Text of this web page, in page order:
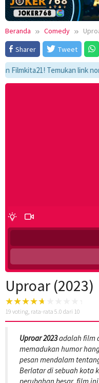
Beranda Comedy
Sharer
Tweet
Temukan link
Uproar (2023)
19 voting, rata-rata 5.0 dari 10
Uproar 2023adalah film
memadukan humor
pesan mendalam
Berlatar di sebuah kota